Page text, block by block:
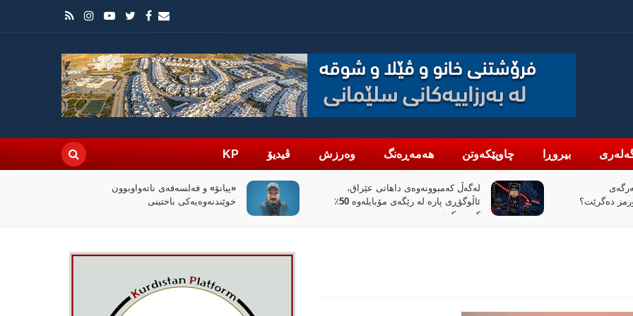
بیروڕا چاوپێکەوتن هەمەڕەنگ وەرزش ڤیدیۆ KP
عێراق،
«پیانۆ» و فەلسەفەی ناتەواوبوون
خوێندنەوەیەکی باختینی
سیاسەتی خۆتەعریبکردن لە باشووری
کوردستان